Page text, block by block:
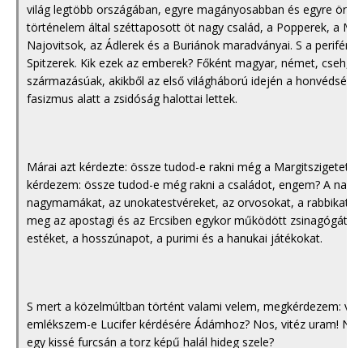
világ legtöbb országában, egyre magányosabban és egyre
történelem által széttaposott öt nagy család, a Popperek, a
Najovitsok, az Ádlerek és a Buriánok maradványai. S a
Spitzerek. Kik ezek az emberek? Főként magyar, német, cseh,
származásúak, akikből az első világháború idején a honvédség
fasizmus alatt a zsidóság halottai lettek.
Márai azt kérdezte: össze tudod-e rakni még a Margitszigetet?
kérdezem: össze tudod-e még rakni a családot, engem? A
nagymamákat, az unokatestvéreket, az orvosokat, a rabbikat,
meg az apostagi és az Ercsiben egykor működött zsinagógát?
estéket, a hosszúnapot, a purimi és a hanukai játékokat.
S mert a közelmúltban történt valami velem, megkérdezem:
emlékszem-e Lucifer kérdésére Ádámhoz? Nos, vitéz uram!
egy kissé furcsán a torz képű halál hideg szele?